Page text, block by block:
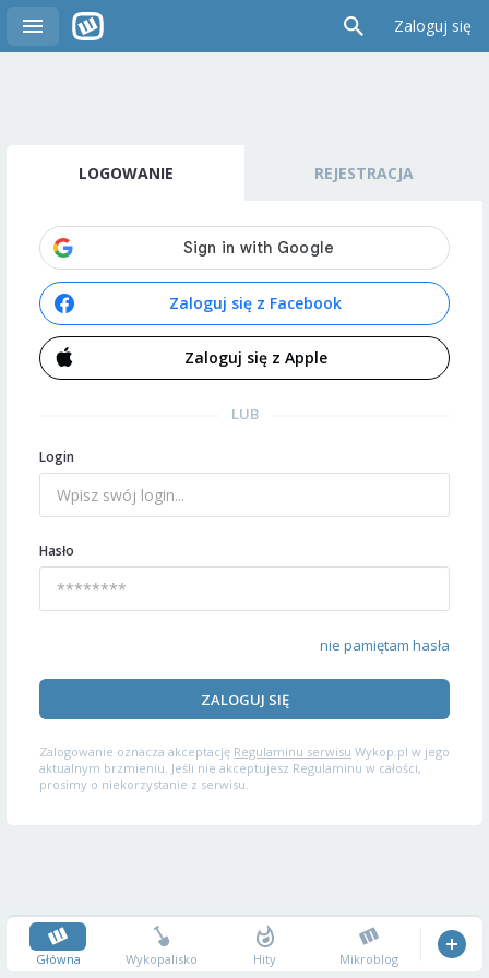
Zaloguj się
LOGOWANIE REJESTRACJA
Zaloguj się z Facebook
Zaloguj się z Apple
LUB
Login
Hasło
nie pamiętam hasła
ZALOGUJ SIĘ
Zalogowanie oznacza akceptację Regulaminu serwisu Wykop.pl w jego
aktualnym brzmieniu. Jeśli nie akceptujesz Regulaminu w całości,
prosimy o niekorzystanie z serwisu.
Główna Wykopalisko Hity Mikroblog